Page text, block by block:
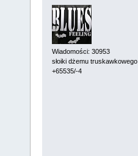
Wiadomości: 30953
słoiki dżemu truskawkowego
+65535/-4